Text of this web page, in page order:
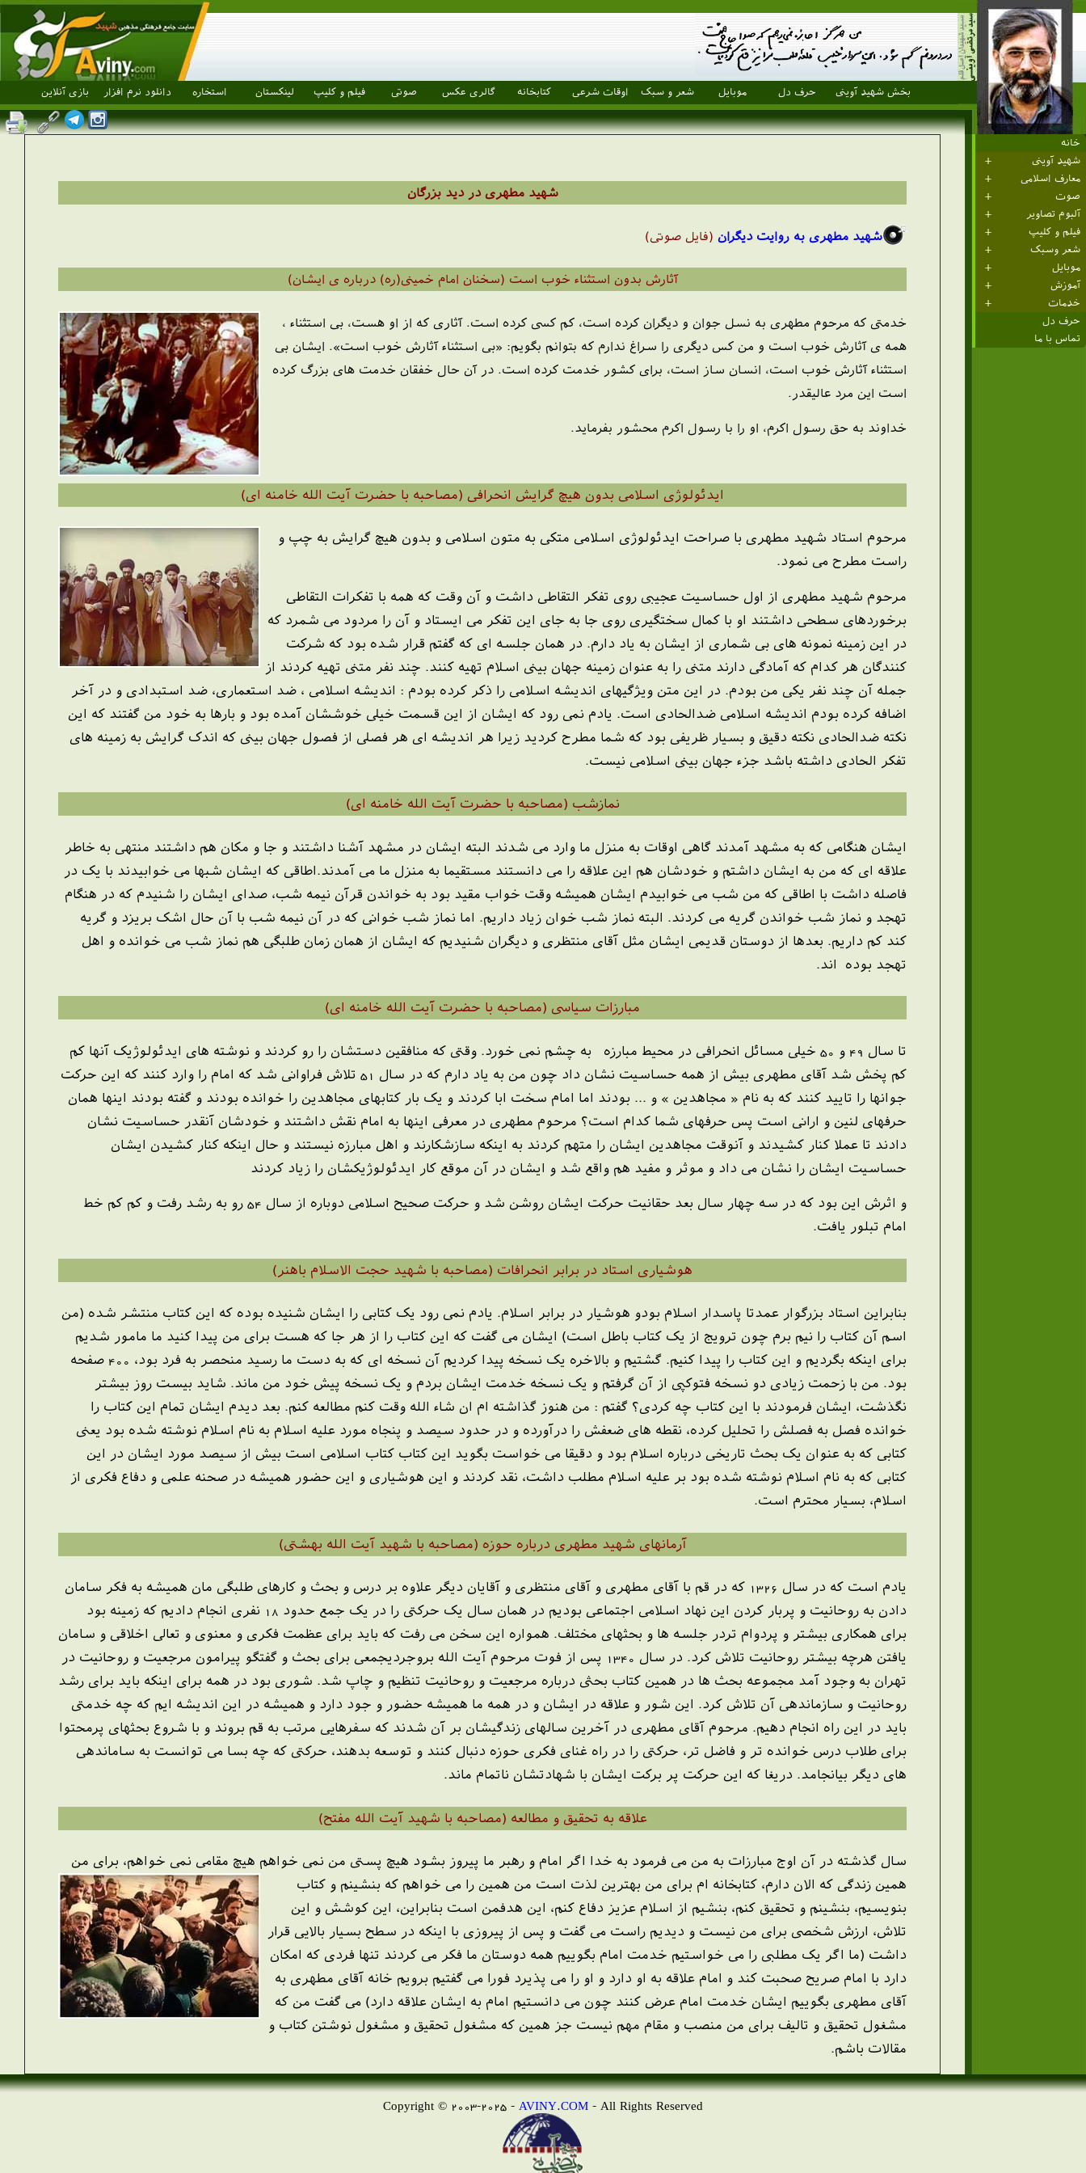
بخش شهید آوینی حرف دل موبایل شعر و سبک اوقات شرعی کتابخانه گالری عکس صوتی فیلم و کلیپ لینکستان استخاره دانلود نرم افزار بازی آنلاین
خانه
شهید آوینی
معارف اسلامی
صوت
آلبوم تصاویر
فیلم و کلیپ
شعر وسبک
موبایل
آموزش
خدمات
حرف دل
تماس با ما
شهید مطهری در دید بزرگان
شهید مطهری به روایت دیگران (فایل صوتی)
آثارش بدون استثناء خوب است (سخنان امام خمینی(ره) درباره ی ایشان)
خدمتی که مرحوم مطهری به نسل جوان و دیگران کرده است، کم کسی کرده است. آثاری که از او هست، بی استثناء ،
همه ی آثارش خوب است و من کس دیگری را سراغ ندارم که بتوانم بگویم: «بی استثناء آثارش خوب است». ایشان بی
استثناء آثارش خوب است، انسان ساز است، برای کشور خدمت کرده است. در آن حال خفقان خدمت های بزرگ کرده
است این مرد عالیقدر.
خداوند به حق رسول اکرم، او را با رسول اکرم محشور بفرماید.
ایدئولوژی اسلامی بدون هیچ گرایش انحرافی (مصاحبه با حضرت آیت الله خامنه ای)
مرحوم استاد شهید مطهری با صراحت ایدئولوژی اسلامی متکی به متون اسلامی و بدون هیچ گرایش به چپ و
راست مطرح می نمود.
مرحوم شهید مطهری از اول حساسیت عجیبی روی تفکر التقاطی داشت و آن وقت که همه با تفکرات التقاطی
برخوردهای سطحی داشتند او با کمال سختگیری روی جا به جای این تفکر می ایستاد و آن را مردود می شمرد که
در این زمینه نمونه های بی شماری از ایشان به یاد دارم. در همان جلسه ای که گفتم قرار شده بود که شرکت
کنندگان هر کدام که آمادگی دارند متنی را به عنوان زمینه جهان بینی اسلام تهیه کنند. چند نفر متنی تهیه کردند از
جمله آن چند نفر یکی من بودم. در این متن ویژگیهای اندیشه اسلامی را ذکر کرده بودم : اندیشه اسلامی ، ضد استعماری، ضد استبدادی و در آخر
اضافه کرده بودم اندیشه اسلامی ضدالحادی است. یادم نمی رود که ایشان از این قسمت خیلی خوششان آمده بود و بارها به خود من گفتند که این
نکته ضدالحادی نکته دقیق و بسیار ظریفی بود که شما مطرح کردید زیرا هر اندیشه ای هر فصلی از فصول جهان بینی که اندک گرایش به زمینه های
تفکر الحادی داشته باشد جزء جهان بینی اسلامی نیست.
نمازشب (مصاحبه با حضرت آیت الله خامنه ای)
ایشان هنگامی که به مشهد آمدند گاهی اوقات به منزل ما وارد می شدند البته ایشان در مشهد آشنا داشتند و جا و مکان هم داشتند منتهی به خاطر
علاقه ای که من به ایشان داشتم و خودشان هم این علاقه را می دانستند مستقیما به منزل ما می آمدند.اطاقی که ایشان شبها می خوابیدند با یک در
فاصله داشت با اطاقی که من شب می خوابیدم ایشان همیشه وقت خواب مقید بود به خواندن قرآن نیمه شب، صدای ایشان را شنیدم که در هنگام
تهجد و نماز شب خواندن گریه می کردند. البته نماز شب خوان زیاد داریم. اما نماز شب خوانی که در آن نیمه شب با آن حال اشک بریزد و گریه
کند کم داریم. بعدها از دوستان قدیمی ایشان مثل آقای منتظری و دیگران شنیدیم که ایشان از همان زمان طلبگی هم نماز شب می خوانده و اهل
تهجد بوده اند.
مبارزات سیاسی (مصاحبه با حضرت آیت الله خامنه ای)
تا سال 49 و 50 خیلی مسائل انحرافی در محیط مبارزه به چشم نمی خورد. وقتی که منافقین دستشان را رو کردند و نوشته های ایدئولوژیک آنها کم
کم پخش شد آقای مطهری بیش از همه حساسیت نشان داد چون من به یاد دارم که در سال 51 تلاش فراوانی شد که امام را وارد کنند که این حرکت
جوانها را تایید کنند که به نام « مجاهدین » و ... بودند اما امام سخت ابا کردند و یک بار کتابهای مجاهدین را خوانده بودند و گفته بودند اینها همان
حرفهای لنین و ارانی است پس حرفهای شما کدام است؟ مرحوم مطهری در معرفی اینها به امام نقش داشتند و خودشان آنقدر حساسیت نشان
دادند تا عملا کنار کشیدند و آنوقت مجاهدین ایشان را متهم کردند به اینکه سازشکارند و اهل مبارزه نیستند و حال اینکه کنار کشیدن ایشان
حساسیت ایشان را نشان می داد و موثر و مفید هم واقع شد و ایشان در آن موقع کار ایدئولوژیکشان را زیاد کردند
و اثرش این بود که در سه چهار سال بعد حقانیت حرکت ایشان روشن شد و حرکت صحیح اسلامی دوباره از سال 54 رو به رشد رفت و کم کم خط
امام تبلور یافت.
هوشیاری استاد در برابر انحرافات (مصاحبه با شهید حجت الاسلام باهنر)
بنابراین استاد بزرگوار عمدتا پاسدار اسلام بودو هوشیار در برابر اسلام. یادم نمی رود یک کتابی را ایشان شنیده بوده که این کتاب منتشر شده (من
اسم آن کتاب را نیم برم چون ترویج از یک کتاب باطل است) ایشان می گفت که این کتاب را از هر جا که هست برای من پیدا کنید ما مامور شدیم
برای اینکه بگردیم و این کتاب را پیدا کنیم. گشتیم و بالاخره یک نسخه پیدا کردیم آن نسخه ای که به دست ما رسید منحصر به فرد بود، 400 صفحه
بود. من با زحمت زیادی دو نسخه فتوکپی از آن گرفتم و یک نسخه خدمت ایشان بردم و یک نسخه پیش خود من ماند. شاید بیست روز بیشتر
نگذشت، ایشان فرمودند با این کتاب چه کردی؟ گفتم : من هنوز گذاشته ام ان شاء الله وقت کنم مطالعه کنم. بعد دیدم ایشان تمام این کتاب را
خوانده فصل به فصلش را تحلیل کرده، نقطه های ضعفش را درآورده و در حدود سیصد و پنجاه مورد علیه اسلام به نام اسلام نوشته شده بود یعنی
کتابی که به عنوان یک بحث تاریخی درباره اسلام بود و دقیقا می خواست بگوید این کتاب کتاب اسلامی است بیش از سیصد مورد ایشان در این
کتابی که به نام اسلام نوشته شده بود بر علیه اسلام مطلب داشت، نقد کردند و این هوشیاری و این حضور همیشه در صحنه علمی و دفاع فکری از
اسلام، بسیار محترم است.
آرمانهای شهید مطهری درباره حوزه (مصاحبه با شهید آیت الله بهشتی)
یادم است که در سال 1326 که در قم با آقای مطهری و آقای منتظری و آقایان دیگر علاوه بر درس و بحث و کارهای طلبگی مان همیشه به فکر سامان
دادن به روحانیت و پربار کردن این نهاد اسلامی اجتماعی بودیم در همان سال یک حرکتی را در یک جمع حدود 18 نفری انجام دادیم که زمینه بود
برای همکاری بیشتر و پردوام تردر جلسه ها و بحثهای مختلف. همواره این سخن می رفت که باید برای عظمت فکری و معنوی و تعالی اخلاقی و سامان
یافتن هرچه بیشتر روحانیت تلاش کرد. در سال 1340 پس از فوت مرحوم آیت الله بروجردیجمعی برای بحث و گفتگو پیرامون
مرجعیت و روحانیت در
تهران به وجود آمد مجموعه بحث ها در همین کتاب بحثی درباره مرجعیت و روحانیت تنظیم و چاپ شد. شوری بود در همه برای اینکه باید برای رشد
روحانیت و سازماندهی آن تلاش کرد. این شور و علاقه در ایشان و در همه ما همیشه حضور و جود دارد و همیشه در این اندیشه ایم که چه خدمتی
باید در این راه انجام دهیم. مرحوم آقای مطهری در آخرین سالهای زندگیشان بر آن شدند که سفرهایی مرتب به قم بروند و با شروع بحثهای پرمحتوا
برای طلاب درس خوانده تر و فاضل تر، حرکتی را در راه غنای فکری حوزه دنبال کنند و توسعه بدهند، حرکتی که چه بسا می توانست به ساماندهی
های دیگر بیانجامد. دریغا که این حرکت پر برکت ایشان با شهادتشان ناتمام ماند.
علاقه به تحقیق و مطالعه (مصاحبه با شهید آیت الله مفتح)
سال گذشته در آن اوج مبارزات به من می فرمود به خدا اگر امام و رهبر ما پیروز بشود هیچ پستی من نمی خواهم هیچ مقامی نمی خواهم، برای من
همین زندگی که الان دارم، کتابخانه ام برای من بهترین لذت است من همین را می خواهم که بنشینم و کتاب
بنویسیم، بنشینم و تحقیق کنم، بنشیم از اسلام عزیز دفاع کنم، این هدفمن است بنابراین، این کوشش و این
تلاش، ارزش شخصی برای من نیست و دیدیم راست می گفت و پس از پیروزی با اینکه در سطح بسیار بالایی قرار
داشت (ما اگر یک مطلبی را می خواستیم خدمت امام بگوییم همه دوستان ما فکر می کردند تنها فردی که امکان
دارد با امام صریح صحبت کند و امام علاقه به او دارد و او را می پذیرد فورا می گفتیم برویم خانه آقای مطهری به
آقای مطهری بگوییم ایشان خدمت امام عرض کنند چون می دانستیم امام به ایشان علاقه دارد) می گفت من که
مشغول تحقیق و تالیف برای من منصب و مقام مهم نیست جز همین که مشغول تحقیق و مشغول نوشتن کتاب و
مقالات باشم.
Copyright © 2003-2025 - AVINY.COM - All Rights Reserved